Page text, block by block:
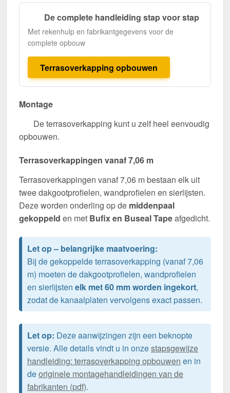
De complete handleiding stap voor stap
Met rekenhulp en fabrikantgegevens voor de
complete opbouw
Terrasoverkapping opbouwen
Montage
De terrasoverkapping kunt u zelf heel eenvoudig
opbouwen.
Terrasoverkappingen vanaf 7,06 m
Terrasoverkappingen vanaf 7,06 m bestaan elk uit
twee dakgootprofielen, wandprofielen en sierlijsten.
Deze worden onderling op de middenpaal
gekoppeld en met Bufix en Buseal Tapeafgedicht.
Let op – belangrijke maatvoering:
Bij de gekoppelde terrasoverkapping (vanaf 7,06
m) moeten de dakgootprofielen, wandprofielen
en sierlijsten elk met 60 mm worden ingekort,
zodat de kanaalplaten vervolgens exact passen.
Let op: Deze aanwijzingen zijn een beknopte
versie. Alle details vindt u in onzestapsgewijze
handleiding: terrasoverkapping opbouwen en in
deoriginele montagehandleidingen van de
fabrikanten (pdf).